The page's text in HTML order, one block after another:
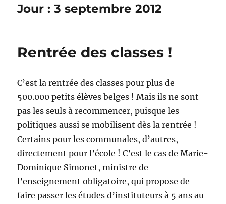
Jour :3 septembre 2012
Rentrée des classes !
C’est la rentrée des classes pour plus de
500.000 petits élèves belges ! Mais ils ne sont
pas les seuls à recommencer, puisque les
politiques aussi se mobilisent dès la rentrée !
Certains pour les communales, d’autres,
directement pour l’école ! C’est le cas de Marie-
Dominique Simonet, ministre de
l’enseignement obligatoire, qui propose de
faire passer les études d’instituteurs à 5 ans au